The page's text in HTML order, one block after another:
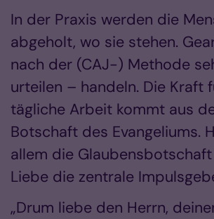
In der Praxis werden die
abgeholt, wo sie stehen.
nach der (CAJ-) Methode
urteilen – handeln. Die Kraft
tägliche Arbeit kommt aus
Botschaft des Evangeliums.
allem die
Liebe die zentrale
„Drum liebe den Herrn,